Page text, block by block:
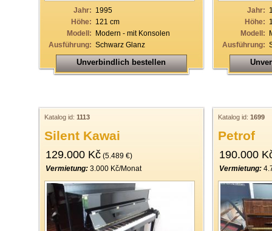
Jahr: 1995
Höhe: 121 cm
Modell: Modern - mit Konsolen
Ausführung: Schwarz Glanz
Unverbindlich bestellen
Jahr:
Höhe:
Modell:
Ausführung:
Katalog id: 1113
Silent Kawai
129.000 Kč (5.489 €)
Vermietung: 3.000 Kč/Monat
Katalog id: 1699
Petrof
190.000
Vermietung: